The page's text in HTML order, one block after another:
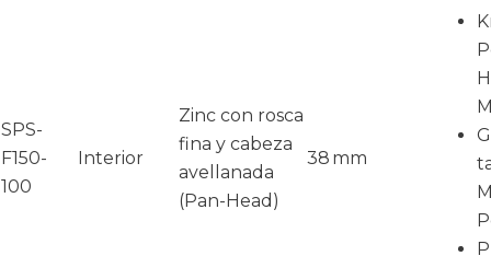
SPS-
F150-
100
Interior
Zinc con rosca
fina y cabeza
avellanada
(Pan-Head)
38 mm